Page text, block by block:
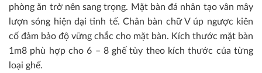
phòng ăn trở nên sang trọng. Mặt bàn đá nhân tạo vân mây
lượn sóng hiện đại tinh tế. Chân bàn chữ V úp ngược kiên
cố đảm bảo độ vững chắc cho mặt bàn. Kích thước mặt bàn
1m8 phù hợp cho 6 – 8 ghế tùy theo kích thước của từng
loại ghế.